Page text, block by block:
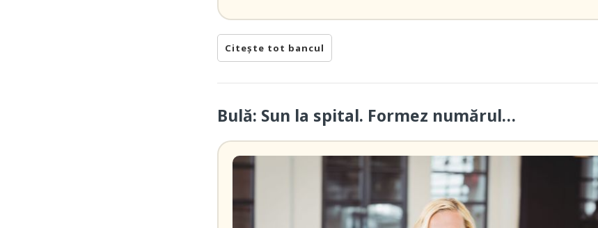
Citește tot bancul
Bulă: Sun la spital. Formez numărul…